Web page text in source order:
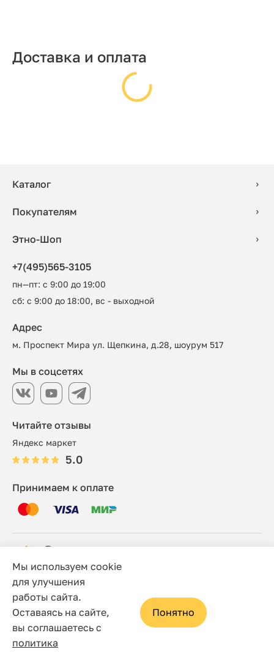
Доставка и оплата
Каталог
Покупателям
Этно-Шоп
+7(495)565-3105
пн—пт: с 9:00 до 19:00
сб: с 9:00 до 18:00, вс - выходной
Читайте отзывы
Яндекс маркет
5.0
Адрес
м. Проспект Мира ул. Щепкина, д.28, шоурум 517
Принимаем к оплате
Мы в соцсетях
© 2006 - 2026 Этно-шоп, Интернет-магазин
Политика конфиденциальности
Сайт носит исключительно информационный характер, и
ни при каких условиях не является публичной офертой,
определяемой положениями статьи 437(2) Гражданского
Мы используем cookie
для улучшения
работы сайта.
Оставаясь на сайте,
вы соглашаетесь с
политика
Понятно